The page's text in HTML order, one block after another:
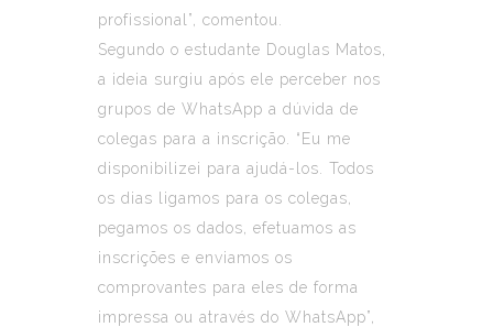
profissional”, comentou.
Segundo o estudante Douglas Matos,
a ideia surgiu após ele perceber nos
grupos de WhatsApp a dúvida de
colegas para a inscrição. “Eu me
disponibilizei para ajudá-los. Todos
os dias ligamos para os colegas,
pegamos os dados, efetuamos as
inscrições e enviamos os
comprovantes para eles de forma
impressa ou através do WhatsApp”,